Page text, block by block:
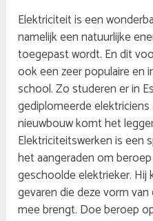
Elektriciteit is een
namelijk een natuurlijke
toegepast wordt. En dit
ook een zeer populaire en
school. Zo studeren er in
gediplomeerde
nieuwbouw komt het
Elektriciteitswerken is een
het aangeraden om
geschoolde elektrieker. Hij
gevaren die deze vorm
mee brengt. Doe beroep